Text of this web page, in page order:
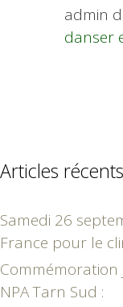
admin
danser
Articles récents
Samedi 26
France pour le
Commémoration
NPA Tarn Sud :